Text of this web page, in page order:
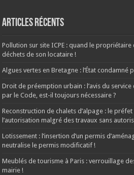
Articles récents
Pollution sur site ICPE : quand le
déchets de son locataire !
Algues vertes en Bretagne : l’État
Droit de préemption urbain : l’avis du
par le Code, est-il toujours nécessaire ?
Reconstruction de chalets d’alpage : le
l’autorisation malgré des travaux sans
Lotissement : l’insertion d’un permis
neutralise le permis modificatif !
Meublés de tourisme à Paris : verrouillage
mairie !